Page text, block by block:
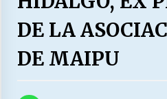
“ORGULLOSOS
27/07/2026
DE LA
DE MAIPU